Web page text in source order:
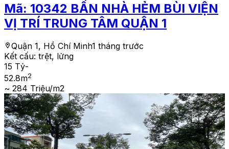
Mã: 10342 BẤN NHÀ HẺM BÙI VIỆN
VỊ TRÍ TRUNG TÂM QUẬN 1
Quận 1, Hồ Chí Minh1 tháng trước
Kết cấu: trệt, lửng
15 Tỷ-
52.8m2
~ 284 Triệu/m2